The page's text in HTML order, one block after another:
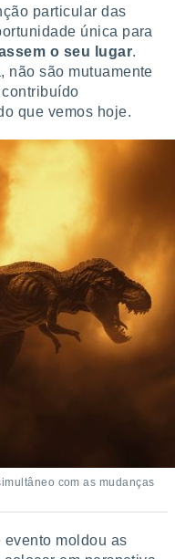
particular das
única para
o seu lugar.
não são mutuamente
que vemos hoje.
com as mudanças
evento moldou as